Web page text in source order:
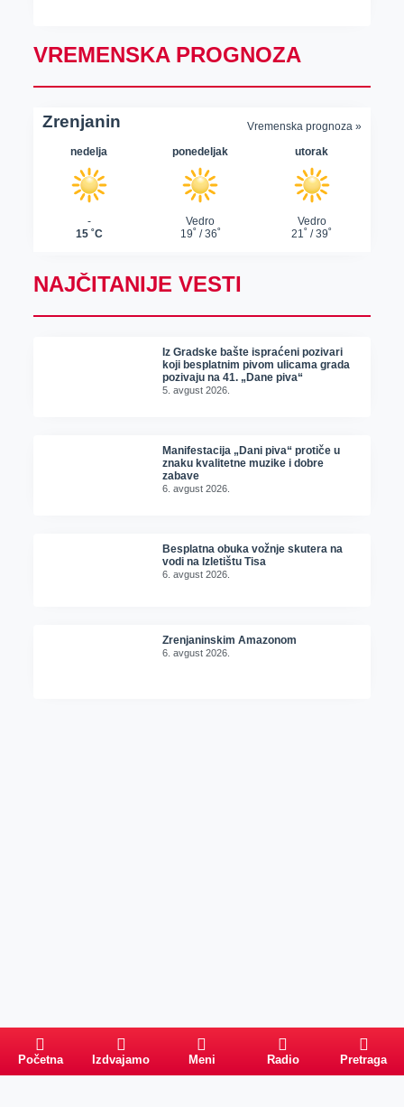
VREMENSKA PROGNOZA
NAJČITANIJE VESTI
Iz Gradske bašte ispraćeni pozivari
koji besplatnim pivom ulicama grada
pozivaju na 41. „Dane piva“
5. avgust 2026.
Manifestacija „Dani piva“ protiče u
znaku kvalitetne muzike i dobre
zabave
6. avgust 2026.
Besplatna obuka vožnje skutera na
vodi na Izletištu Tisa
6. avgust 2026.
Zrenjaninskim Amazonom
6. avgust 2026.
Početna Izdvajamo Meni Radio Pretraga